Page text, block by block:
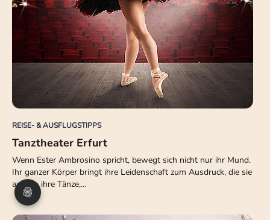
REISE- & AUSFLUGSTIPPS
Tanztheater Erfurt
Wenn Ester Ambrosino spricht, bewegt sich nicht nur ihr Mund.
Ihr ganzer Körper bringt ihre Leidenschaft zum Ausdruck, die sie
auch in ihre Tänze,…